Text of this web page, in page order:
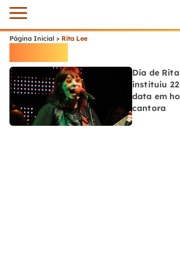
Página Inicial > Rita Lee
Dia de
instituiu
data em
cantora